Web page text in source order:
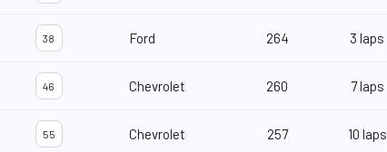
38 Ford 264 3 laps
46 Chevrolet 260 7 laps
55 Chevrolet 257 10 laps